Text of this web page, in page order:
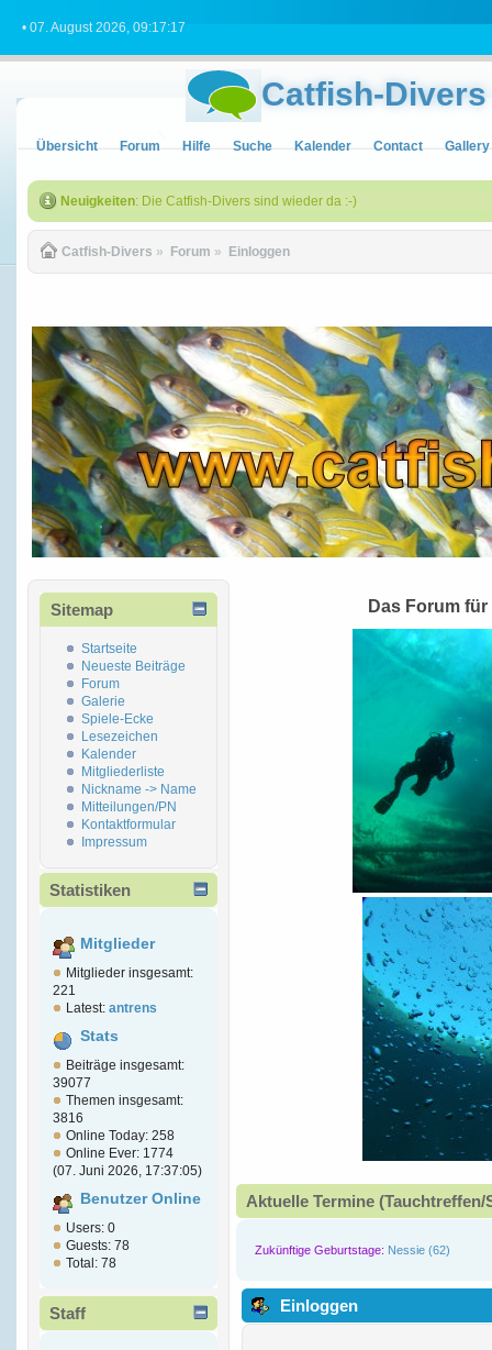
• 07. August 2026, 09:17:17
Catfish-Divers
Übersicht Forum Hilfe Suche Kalender Contact Gallery
Neuigkeiten: Die Catfish-Divers sind wieder da :-)
Catfish-Divers » Forum » Einloggen
Sitemap
Startseite
Neueste Beiträge
Forum
Galerie
Spiele-Ecke
Lesezeichen
Kalender
Mitgliederliste
Nickname -> Name
Mitteilungen/PN
Kontaktformular
Impressum
Statistiken
Mitglieder
Mitglieder insgesamt:
221
Latest: antrens
Stats
Beiträge insgesamt:
39077
Themen insgesamt:
3816
Online Today: 258
Online Ever: 1774
(07. Juni 2026, 17:37:05)
Benutzer Online
Users: 0
Guests: 78
Total: 78
Staff
Das Forum
Aktuelle Termine
Zukünftige Geburtstage: Nessie (62)
Einloggen